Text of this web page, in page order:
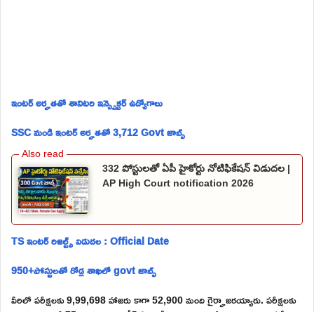
ఇంటర్ అర్హతతో శానిటరి ఇన్స్పెక్టర్ ఉద్యోగాలు
SSC నుండి ఇంటర్ అర్హతతో 3,712 Govt జాబ్స్
332 పోస్టులతో ఏపీ హైకోర్టు నోటిఫికేషన్ విడుదల |
AP High Court notification 2026
TS ఇంటర్ రిజల్ట్స్ విడుదల : Official Date
950+పోస్టులతో రోడ్ల శాఖలో govt జాబ్స్
వీరిలో పరీక్షలకు 9,99,698 హాజరు కాగా 52,900 మంది గైర్హాజరయ్యారు. పరీక్షలకు